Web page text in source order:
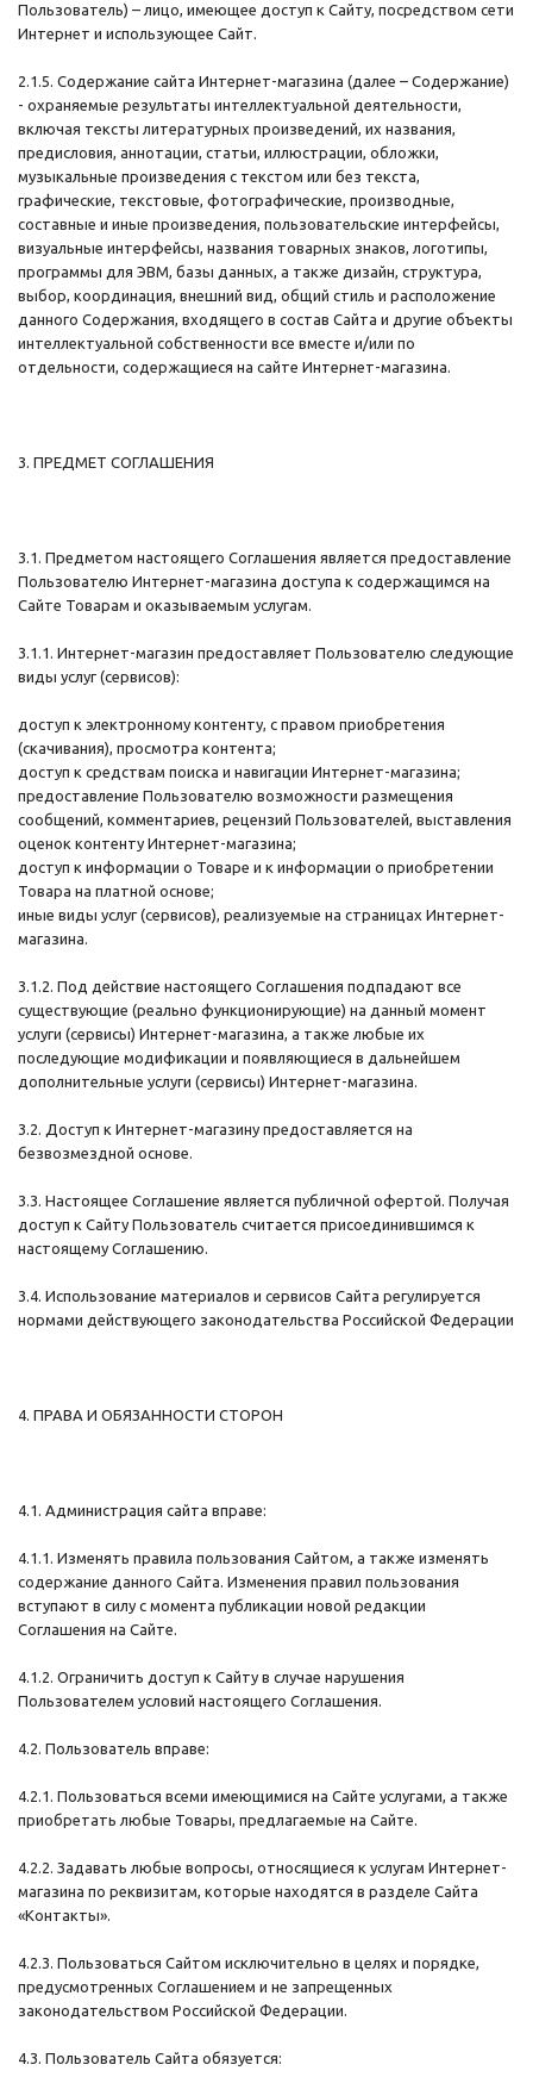
Пользователь) – лицо, имеющее доступ к Сайту, посредством сети
Интернет и использующее Сайт.
2.1.5. Содержание сайта Интернет-магазина (далее – Содержание)
- охраняемые результаты интеллектуальной деятельности,
включая тексты литературных произведений, их названия,
предисловия, аннотации, статьи, иллюстрации, обложки,
музыкальные произведения с текстом или без текста,
графические, текстовые, фотографические, производные,
составные и иные произведения, пользовательские интерфейсы,
визуальные интерфейсы, названия товарных знаков, логотипы,
программы для ЭВМ, базы данных, а также дизайн, структура,
выбор, координация, внешний вид, общий стиль и расположение
данного Содержания, входящего в состав Сайта и другие объекты
интеллектуальной собственности все вместе и/или по
отдельности, содержащиеся на сайте Интернет-магазина.
3. ПРЕДМЕТ СОГЛАШЕНИЯ
3.1. Предметом настоящего Соглашения является предоставление
Пользователю Интернет-магазина доступа к содержащимся на
Сайте Товарам и оказываемым услугам.
3.1.1. Интернет-магазин предоставляет Пользователю следующие
виды услуг (сервисов):
доступ к электронному контенту, с правом приобретения
(скачивания), просмотра контента;
доступ к средствам поиска и навигации Интернет-магазина;
предоставление Пользователю возможности размещения
сообщений, комментариев, рецензий Пользователей, выставления
оценок контенту Интернет-магазина;
доступ к информации о Товаре и к информации о приобретении
Товара на платной основе;
иные виды услуг (сервисов), реализуемые на страницах Интернет-
магазина.
3.1.2. Под действие настоящего Соглашения подпадают все
существующие (реально функционирующие) на данный момент
услуги (сервисы) Интернет-магазина, а также любые их
последующие модификации и появляющиеся в дальнейшем
дополнительные услуги (сервисы) Интернет-магазина.
3.2. Доступ к Интернет-магазину предоставляется на
безвозмездной основе.
3.3. Настоящее Соглашение является публичной офертой. Получая
доступ к Сайту Пользователь считается присоединившимся к
настоящему Соглашению.
3.4. Использование материалов и сервисов Сайта регулируется
нормами действующего законодательства Российской Федерации
4. ПРАВА И ОБЯЗАННОСТИ СТОРОН
4.1. Администрация сайта вправе:
4.1.1. Изменять правила пользования Сайтом, а также изменять
содержание данного Сайта. Изменения правил пользования
вступают в силу с момента публикации новой редакции
Соглашения на Сайте.
4.1.2. Ограничить доступ к Сайту в случае нарушения
Пользователем условий настоящего Соглашения.
4.2. Пользователь вправе:
4.2.1. Пользоваться всеми имеющимися на Сайте услугами, а также
приобретать любые Товары, предлагаемые на Сайте.
4.2.2. Задавать любые вопросы, относящиеся к услугам Интернет-
магазина по реквизитам, которые находятся в разделе Сайта
«Контакты».
4.2.3. Пользоваться Сайтом исключительно в целях и порядке,
предусмотренных Соглашением и не запрещенных
законодательством Российской Федерации.
4.3. Пользователь Сайта обязуется: